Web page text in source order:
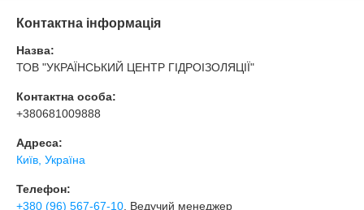
Контактна інформація
Назва:
ТОВ "УКРАЇНСЬКИЙ ЦЕНТР ГІДРОІЗОЛЯЦІЇ"
Контактна особа:
+380681009888
Адреса:
Київ, Україна
Телефон:
+380 (96) 567-67-10 , Ведучий менеджер